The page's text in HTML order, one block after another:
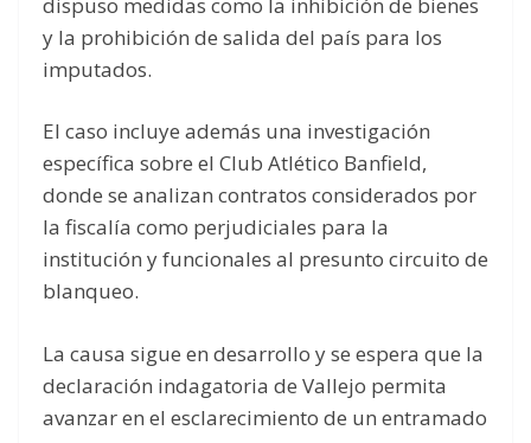
y la prohibición de salida del país para los
imputados.
El caso incluye además una investigación
específica sobre el Club Atlético Banfield,
donde se analizan contratos considerados por
la fiscalía como perjudiciales para la
institución y funcionales al presunto circuito de
blanqueo.
La causa sigue en desarrollo y se espera que la
declaración indagatoria de Vallejo permita
avanzar en el esclarecimiento de un entramado